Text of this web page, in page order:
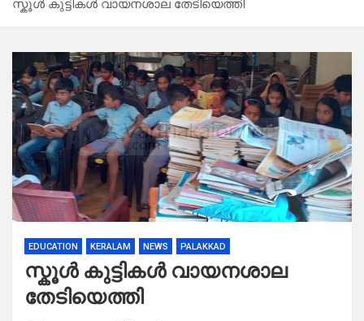
സ്കൂൾ കുട്ടികൾ വായനശാല തേടിയെത്തി
EDUCATION KERALAM NEWS PALAKKAD
സ്കൂൾ കുട്ടികൾ വായനശാല
തേടിയെത്തി